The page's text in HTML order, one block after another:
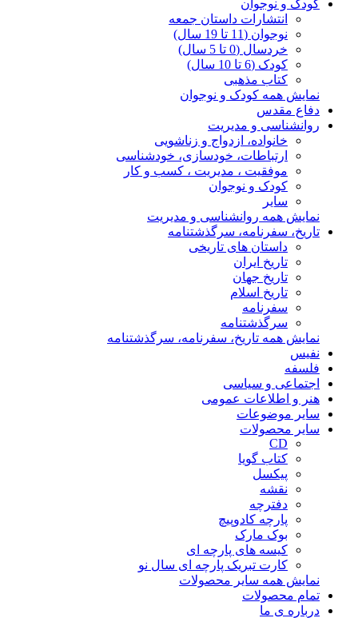
کودک و نوجوان
انتشارات داستان جمعه
نوجوان (11 تا 19 سال)
خردسال (0 تا 5 سال)
کودک (6 تا 10 سال)
کتاب مذهبی
نمایش همه کودک و نوجوان
دفاع مقدس
روانشناسی و مدیریت
خانواده، ازدواج و زناشویی
ارتباطات، خودسازی، خودشناسی
موفقیت ، مدیریت ، کسب و کار
کودک و نوجوان
سایر
نمایش همه روانشناسی و مدیریت
تاریخ، سفرنامه، سرگذشتنامه
داستان های تاریخی
تاریخ ایران
تاریخ جهان
تاریخ اسلام
سفرنامه
سرگذشتنامه
نمایش همه تاریخ، سفرنامه، سرگذشتنامه
نفیس
فلسفه
اجتماعی و سیاسی
هنر و اطلاعات عمومی
سایر موضوعات
سایر محصولات
CD
کتاب گویا
پیکسل
نقشه
دفترچه
پارچه کادوپیچ
بوک مارک
کیسه های پارچه ای
کارت تبریک پارچه ای سال نو
نمایش همه سایر محصولات
تمام محصولات
درباره ی ما